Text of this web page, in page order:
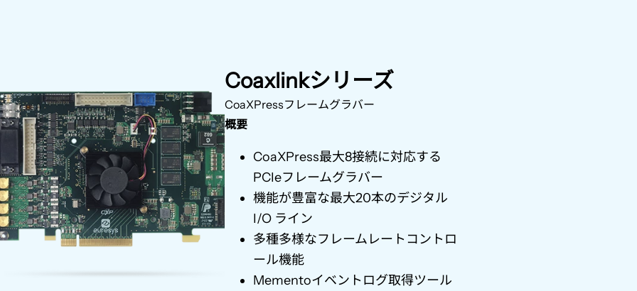
Coaxlinkシリーズ
CoaXPressフレームグラバー
概要
CoaXPress最大8接続に対応する
PCIeフレームグラバー
機能が豊富な最大20本のデジタル
I/O ライン
多種多様なフレームレートコントロ
ール機能
Mementoイベントログ取得ツール